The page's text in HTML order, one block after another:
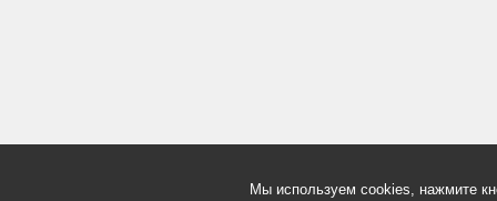
Мы используем cookies, нажмите